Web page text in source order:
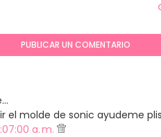
PUBLICAR UN COMENTARIO
el molde de sonic ayudeme
a. m.